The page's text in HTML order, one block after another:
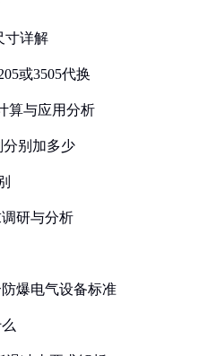
寸详解
或3505代换
算与应用分析
分别加多少
研与分析
爆电气设备标准